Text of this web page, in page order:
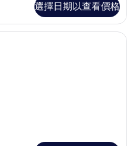
選擇日期以查看價格